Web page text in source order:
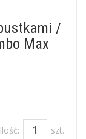
/
Max
Ilość: szt.